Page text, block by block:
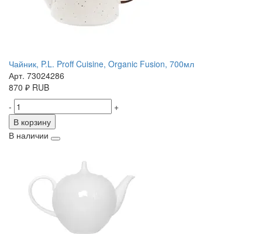
Чайник, P.L. Proff Cuisine, Organic Fusion, 700мл
Арт. 73024286
870 ₽ RUB
-
+
В корзину
В наличии